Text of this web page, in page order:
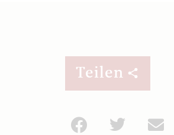
Teilen
Facebook
Twitter